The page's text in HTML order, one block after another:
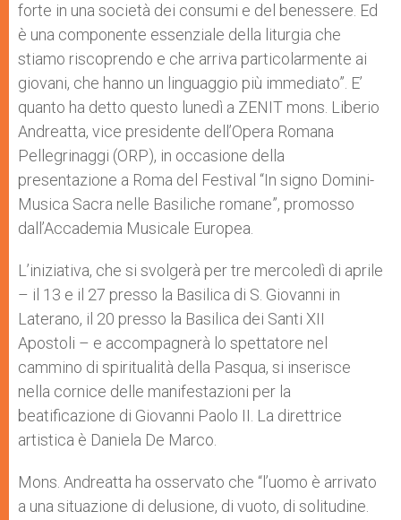
forte in una società dei consumi e del benessere. Ed
è una componente essenziale della liturgia che
stiamo riscoprendo e che arriva particolarmente ai
giovani, che hanno un linguaggio più immediato”. E’
quanto ha detto questo lunedì a ZENIT mons. Liberio
Andreatta, vice presidente dell’Opera Romana
Pellegrinaggi (ORP), in occasione della
presentazione a Roma del Festival “In signo Domini-
Musica Sacra nelle Basiliche romane”, promosso
dall’Accademia Musicale Europea.
L’iniziativa, che si svolgerà per tre mercoledì di aprile
– il 13 e il 27 presso la Basilica di S. Giovanni in
Laterano, il 20 presso la Basilica dei Santi XII
Apostoli – e accompagnerà lo spettatore nel
cammino di spiritualità della Pasqua, si inserisce
nella cornice delle manifestazioni per la
beatificazione di Giovanni Paolo II. La direttrice
artistica è Daniela De Marco.
Mons. Andreatta ha osservato che “l’uomo è arrivato
a una situazione di delusione, di vuoto, di solitudine.